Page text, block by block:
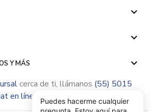
keyboard_arrow_down
keyboard_arrow_down
Y MÁS keyboard_arrow_down
cerca de ti, llámanos (55) 5015
en línea
Puedes hacerme cualquier